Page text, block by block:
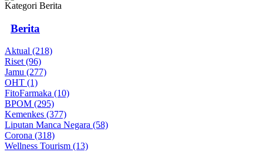
Kategori Berita
Berita
Aktual (218)
Riset (96)
Jamu (277)
OHT (1)
FitoFarmaka (10)
BPOM (295)
Kemenkes (377)
Liputan Manca Negara (58)
Corona (318)
Wellness Tourism (13)